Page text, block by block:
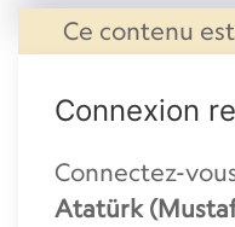
Ce contenu
Connexion
Connectez-
Atatürk